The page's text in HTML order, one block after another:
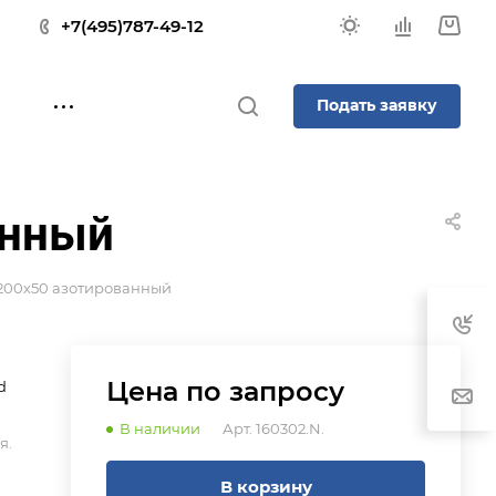
+7(495)787-49-12
Подать заявку
азотированный
Цена по запросу
В наличии Арт. 160302.N.
В корзину